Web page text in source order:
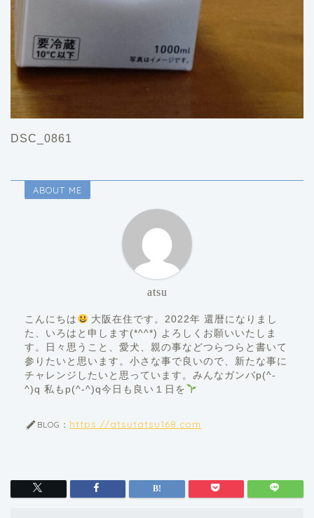
DSC_0861
ABOUT ME
atsu
こんにちは
大阪在住です。2022年 還暦になりまし
た、いろはと申します(*^^*) よろしくお願いいたしま
す。日々思うこと、愛犬、親の事などつらつらと書いて
参りたいと思います。小さな事で良いので、新たな事に
チャレンジしたいと思っています。みんなガンバp(^-
^)q 私もp(^-^)q今日も良い１日を
BLOG： https://atsutatsu168.com